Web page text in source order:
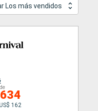
Los más vendidos
162